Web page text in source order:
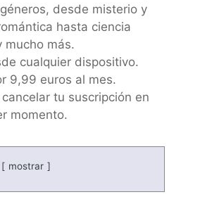
desde misterio y
hasta ciencia
mucho más.
cualquier dispositivo.
9,99 euros al mes.
tu suscripción en
momento.
mostrar